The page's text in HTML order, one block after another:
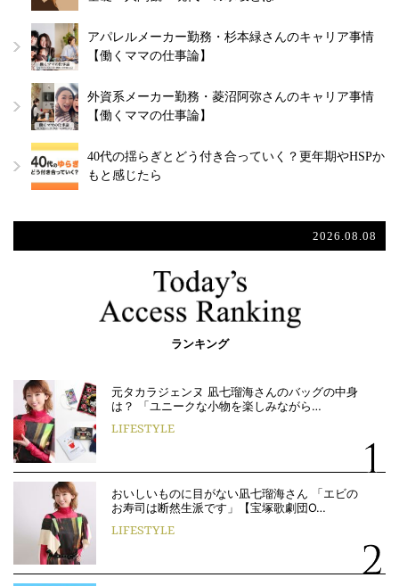
アパレルメーカー勤務・杉本緑さんのキャリア事情
【働くママの仕事論】
外資系メーカー勤務・菱沼阿弥さんのキャリア事情
【働くママの仕事論】
40代の揺らぎとどう付き合っていく？更年期やHSPか
もと感じたら
2026.08.08
ランキング
元タカラジェンヌ 凪七瑠海さんのバッグの中身
は？ 「ユニークな小物を楽しみながら…
LIFESTYLE
おいしいものに目がない凪七瑠海さん 「エビの
お寿司は断然生派です」【宝塚歌劇団O…
LIFESTYLE